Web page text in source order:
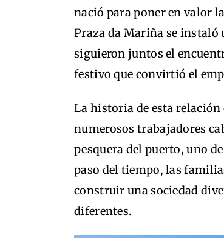
nació para poner en valor
Praza da Mariña se instaló
siguieron juntos el
festivo que convirtió el
La historia de esta relación
numerosos trabajadores
pesquera del puerto, uno
paso del tiempo, las
construir una sociedad
diferentes.